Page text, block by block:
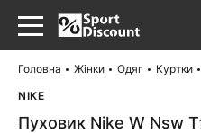
Головна Жінки Одяг Куртки
NIKE
Пуховик Nike W Nsw